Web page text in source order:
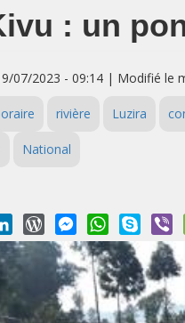
: un
07/2023 - 09:14 | Modifié le
rivière Luzira
National
LinkedInWordPressMessengerWhatsApp
Skype